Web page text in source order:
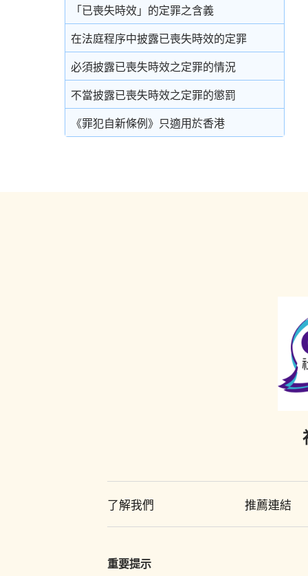
補償令
復還令
沒收
吊銷駕駛執照
簽保守行為
「已喪失時效」的定罪之含義
在法庭程序中披露已喪失時效的定罪
必須披露已喪失時效之定罪的情況
不當披露已喪失時效之定罪的懲罰
《罪犯自新條例》只適用於香港
了解我們 推薦連結
重要提示